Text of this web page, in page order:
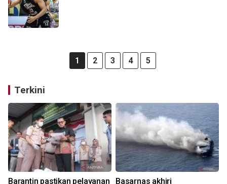
1 2 3 4 5
Terkini
Barantin pastikan pelayanan
Basarnas akhiri